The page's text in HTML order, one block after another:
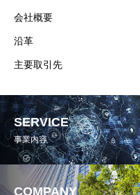
会社概要
沿革
主要取引先
SERVICE
事業内容
COMPANY